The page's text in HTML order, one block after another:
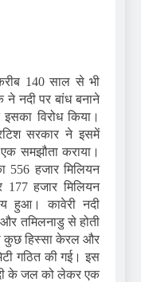
140 साल से भी
ने नदी पर बांध बनाने
विरोध किया।
सरकार ने इसमें
समझौता कराया।
हजार मिलियन
हजार मिलियन
हुआ। कावेरी नदी
तमिलनाडु से होती
कुछ हिस्सा केरल और
गठित की गई। इस
के जल को लेकर एक